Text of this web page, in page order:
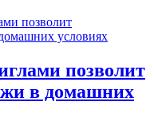
позволит
в домашних